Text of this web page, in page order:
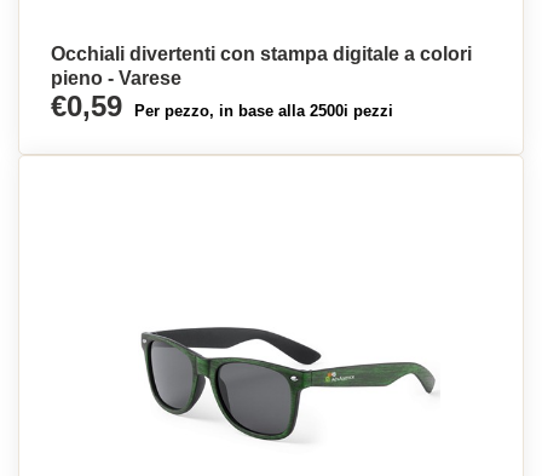
Occhiali divertenti con stampa digitale a colori
pieno - Varese
€0,59 Per pezzo, in base alla 2500i pezzi